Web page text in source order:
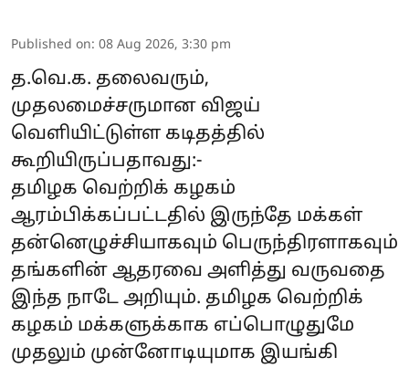
Published on: 08 Aug 2026, 3:30 pm
த.வெ.க. தலைவரும்,
முதலமைச்சருமான விஜய்
வெளியிட்டுள்ள கடிதத்தில்
கூறியிருப்பதாவது:-
தமிழக வெற்றிக் கழகம்
ஆரம்பிக்கப்பட்டதில் இருந்தே மக்கள்
தன்னெழுச்சியாகவும் பெருந்திரளாகவும்
தங்களின் ஆதரவை அளித்து வருவதை
இந்த நாடே அறியும். தமிழக வெற்றிக்
கழகம் மக்களுக்காக எப்பொழுதுமே
முதலும் முன்னோடியுமாக இயங்கி